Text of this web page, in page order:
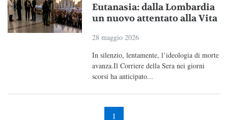
Eutanasia: dalla Lombardia
un nuovo attentato alla Vita
28 maggio 2026
In silenzio, lentamente, l’ideologia di morte
avanza.Il Corriere della Sera nei giorni
scorsi ha anticipato...
1